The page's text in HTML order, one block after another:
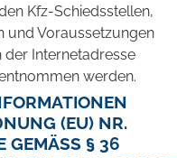
Kfz-Schiedsstellen,
und Voraussetzungen
Internetadresse
werden.
(EU) NR. 5
§ 36 VE